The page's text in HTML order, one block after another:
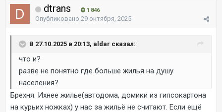
dtrans 1 846
Опубликовано 29 октября, 2025
В 27.10.2025 в 20:13, aldar сказал:
что и?
разве не понятно где больше жилья на душу
населения?
Брехня. Ихнее жилье(автодома, домики из гипсокартона
на курьих ножках) у нас за жильё не считают. Если ещё